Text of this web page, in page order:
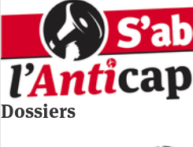
Dossiers